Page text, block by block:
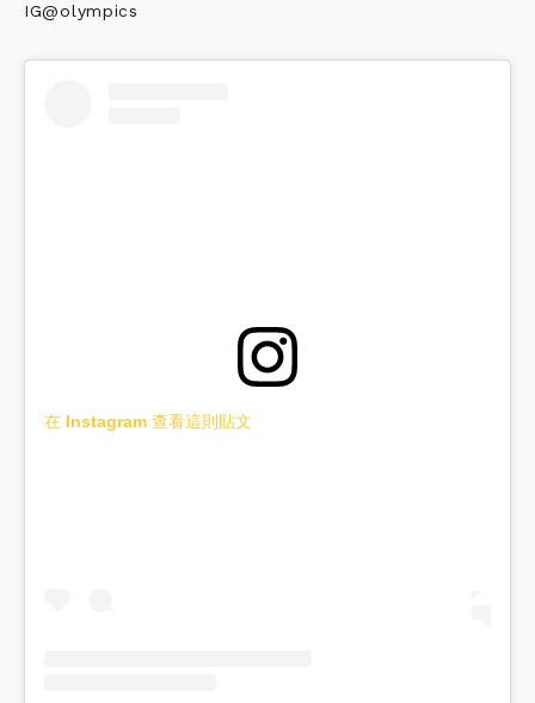
IG@olympics
在 Instagram 查看這則貼文